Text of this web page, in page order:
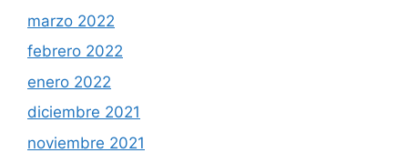
marzo 2022
febrero 2022
enero 2022
diciembre 2021
noviembre 2021